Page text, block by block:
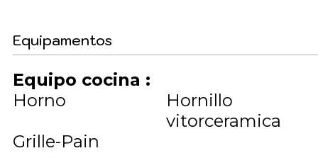
Equipamentos
Equipo cocina :
Horno
Hornillo
vitorceramica
Grille-Pain